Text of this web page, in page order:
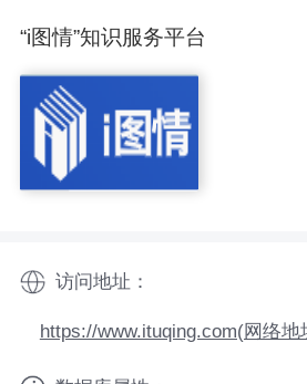
“i图情”知识服务平台
访问地址：
https://www.ituqing.com(网络地